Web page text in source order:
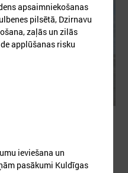
klimata riskiem un
Vides, ģeoloģijas un
apsaimniekošanas
pilsētā, Dzirnavu
zaļās un zilās
applūšanas risku
ieviešana un
pasākumi Kuldīgas